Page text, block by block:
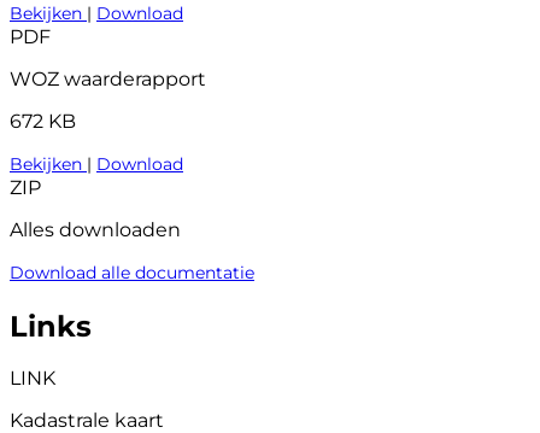
Bekijken | Download
PDF
WOZ waarderapport
672 KB
Bekijken | Download
ZIP
Alles downloaden
Download alle documentatie
Links
LINK
Kadastrale kaart